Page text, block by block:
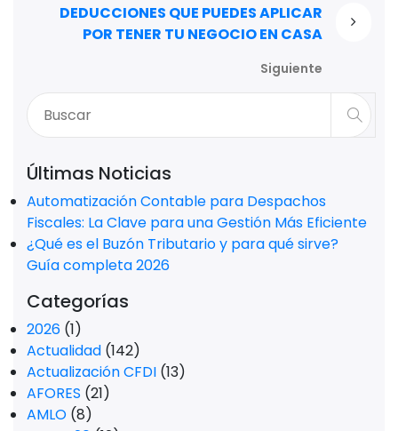
DEDUCCIONES QUE PUEDES APLICAR
POR TENER TU NEGOCIO EN CASA
Siguiente
Últimas Noticias
Automatización Contable para Despachos
Fiscales: La Clave para una Gestión Más Eficiente
¿Qué es el Buzón Tributario y para qué sirve?
Guía completa 2026
Categorías
2026 (1)
Actualidad (142)
Actualización CFDI (13)
AFORES (21)
AMLO (8)